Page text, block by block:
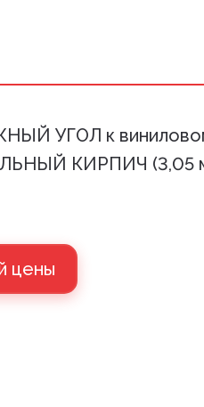
УГОЛ к
КИРПИЧ
цены